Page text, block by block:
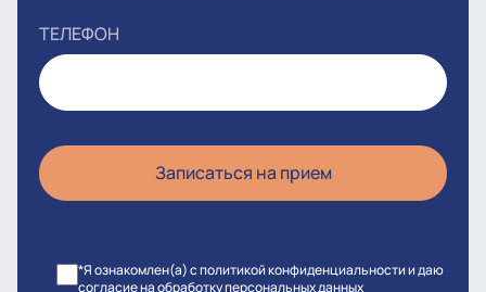
ТЕЛЕФОН
*Я ознакомлен(а) с политикой конфиденциальности и даю
согласие на обработку персональных данных